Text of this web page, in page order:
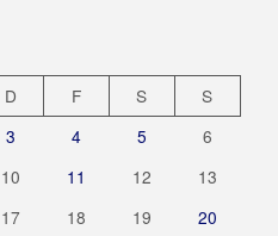
D F S
S
3 4 5
6
10 11 12
13
17 18 19
20